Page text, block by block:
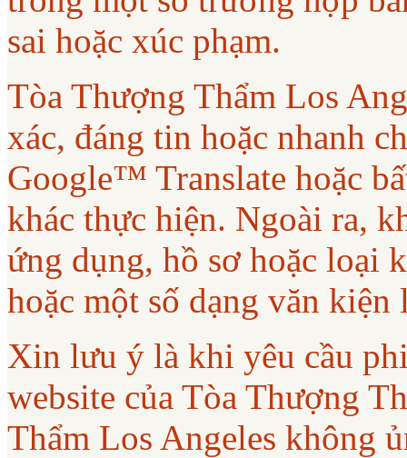
sai hoặc xúc phạm.
Tòa Thượng Thẩm Los
xác, đáng tin hoặc nhanh
Google™ Translate hoặc
khác thực hiện. Ngoài ra,
ứng dụng, hồ sơ hoặc loại
hoặc một số dạng văn
Xin lưu ý là khi yêu cầu
website của Tòa Thượng
Thẩm Los Angeles không